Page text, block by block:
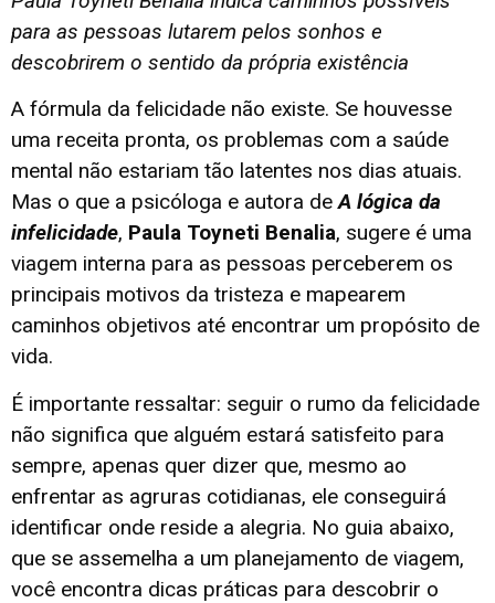
para as pessoas lutarem pelos sonhos e
descobrirem o sentido da própria existência
A fórmula da felicidade não existe. Se houvesse
uma receita pronta, os problemas com a saúde
mental não estariam tão latentes nos dias atuais.
Mas o que a psicóloga e autora deA lógica da
infelicidade, Paula Toyneti Benalia, sugere é uma
viagem interna para as pessoas perceberem os
principais motivos da tristeza e mapearem
caminhos objetivos até encontrar um propósito de
vida.
É importante ressaltar: seguir o rumo da felicidade
não significa que alguém estará satisfeito para
sempre, apenas quer dizer que, mesmo ao
enfrentar as agruras cotidianas, ele conseguirá
identificar onde reside a alegria. No guia abaixo,
que se assemelha a um planejamento de viagem,
você encontra dicas práticas para descobrir o